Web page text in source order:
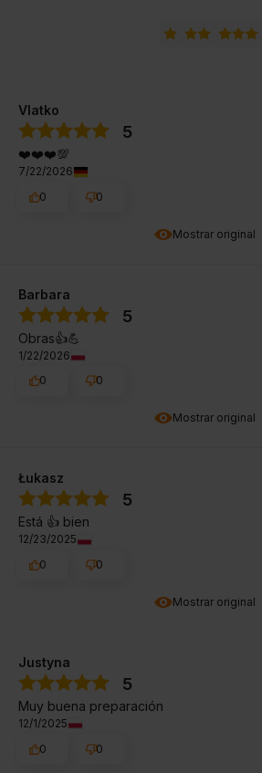
Mostrar original
Vlatko
5
❤️❤️❤️💯
7/22/2026
0
0
Mostrar original
Barbara
5
Obras👍️💪
1/22/2026
0
0
Mostrar original
Łukasz
5
Está 👍️ bien
12/23/2025
0
0
Justyna
5
Muy buena preparación
12/1/2025
0
0